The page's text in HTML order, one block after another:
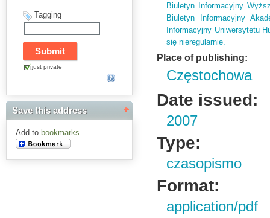
Tagging
just private
Save this address
Add to bookmarks
Biuletyn Informacyjny
Biuletyn Informacyjny
Informacyjny Uniwersytetu
się nieregularnie.
Place of publishing:
Częstochowa
Date issued:
2007
Type:
czasopismo
Format:
application/pdf